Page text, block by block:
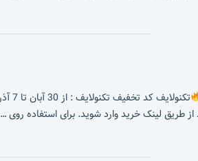
تکنولایف کد تخفیف تکنولایف : از 30 آبان تا 7 آذر هفته پرتخفیف تکنولایف را از دست نده!
طریق لینک خرید وارد شوید. برای استفاده روی …